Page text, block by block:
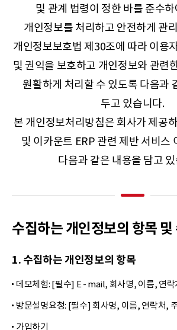
및 관계 법령이 정한 바를 준수
개인정보를 처리하고 안전하게 관
개인정보보호법 제30조에 따라 이용
및 권익을 보호하고 개인정보와 관련
원활하게 처리할 수 있도록 다음과
두고 있습니다.
본 개인정보처리방침은 회사가 제공
및 이카운트 ERP 관련 제반 서비스
다음과 같은 내용을 담고
수집하는 개인정보의 항목 및
1. 수집하는 개인정보의 항목
데모체험: [필수] E - mail, 회사명, 이름, 연
방문설명요청: [필수] 회사명, 이름, 연락처,
가입하기